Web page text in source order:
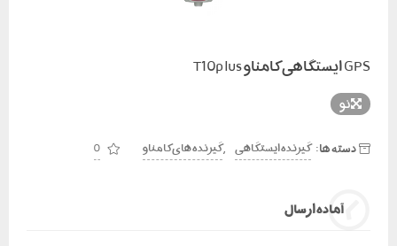
GPS ایستگاهی کامناو T10plus
نو
دسته ها: گیرنده ایستگاهی ,گیرنده های کامناو 0
آماده ارسال